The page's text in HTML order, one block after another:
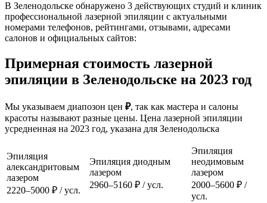
В Зеленодольске обнаружено 3 действующих студий и клиник
профессиональной лазерной эпиляции с актуальными
номерами телефонов, рейтингами, отзывами, адресами
салонов и официальных сайтов:
Примерная стоимость лазерной
эпиляции в Зеленодольске на 2023 год
Мы указываем диапозон цен ₽, так как мастера и салоны
красоты называют разные цены. Цена лазерной эпиляции
усредненная на 2023 год, указана для Зеленодольска
Эпиляция
александритовым
лазером
2220–5000 ₽ / усл.
Эпиляция диодным
лазером
2960–5160 ₽ / усл.
Эпиляция
неодимовым
лазером
2000–5600 ₽ /
усл.